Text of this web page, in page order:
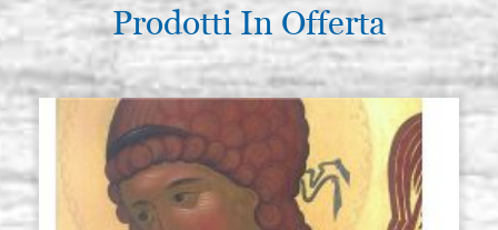
Prodotti In Offerta